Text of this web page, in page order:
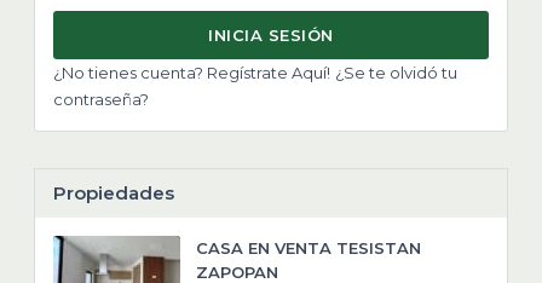
INICIA SESIÓN
¿No tienes cuenta? Regístrate Aquí! ¿Se te olvidó tu
contraseña?
Propiedades
CASA EN VENTA TESISTAN
ZAPOPAN